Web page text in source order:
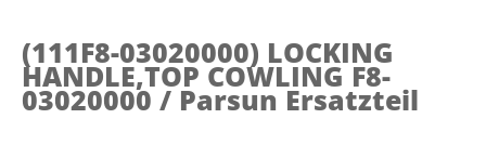
(111F8-03020000) LOCKING
HANDLE,TOP COWLING F8-
03020000 / Parsun Ersatzteil